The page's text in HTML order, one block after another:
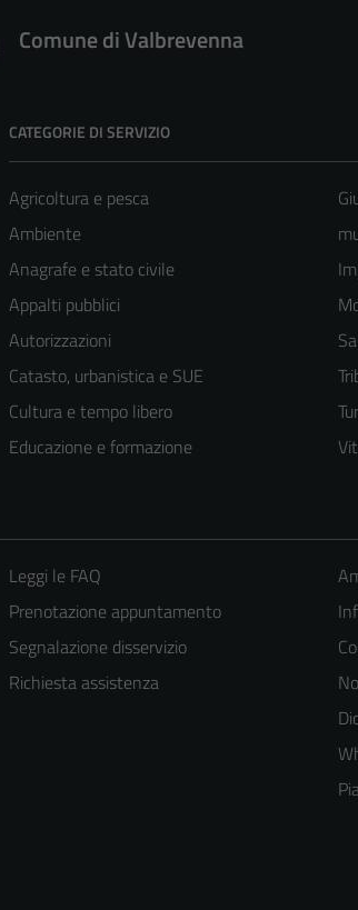
Comune di Valbrevenna
CATEGORIE DI SERVIZIO
Agricoltura e pesca
Ambiente
Anagrafe e stato civile
Appalti pubblici
Autorizzazioni
Catasto, urbanistica e SUE
Cultura e tempo libero
Educazione e formazione
Leggi le FAQ
Prenotazione appuntamento
Segnalazione disservizio
Richiesta assistenza